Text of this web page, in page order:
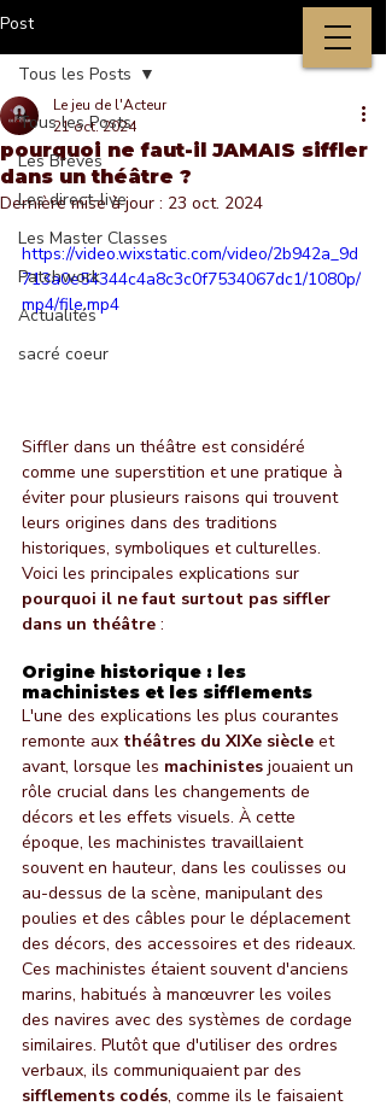
Post
Tous les Posts
Les Brèves
Les direct-live
Les Master Classes
Patchwork
Actualités
sacré coeur
Tous les Posts
pourquoi ne faut-il JAMAIS siffler
dans un théâtre ?
Le jeu de l'Acteur
21 oct. 2024
Dernière mise à jour : 23 oct. 2024
https://video.wixstatic.com/video/2b942a_9d
713a0e54344c4a8c3c0f7534067dc1/1080p/
mp4/file.mp4
Siffler dans un théâtre est considéré
comme une superstition et une pratique à
éviter pour plusieurs raisons qui trouvent
leurs origines dans des traditions
historiques, symboliques et culturelles.
Voici les principales explications sur
pourquoi il ne faut surtout pas siffler
dans un théâtre :
Origine historique : les
machinistes et les sifflements
L'une des explications les plus courantes
remonte aux théâtres du XIXe siècle et
avant, lorsque les machinistes jouaient un
rôle crucial dans les changements de
décors et les effets visuels. À cette
époque, les machinistes travaillaient
souvent en hauteur, dans les coulisses ou
au-dessus de la scène, manipulant des
poulies et des câbles pour le déplacement
des décors, des accessoires et des rideaux.
Ces machinistes étaient souvent d'anciens
marins, habitués à manœuvrer les voiles
des navires avec des systèmes de cordage
similaires. Plutôt que d'utiliser des ordres
verbaux, ils communiquaient par des
sifflements codés, comme ils le faisaient